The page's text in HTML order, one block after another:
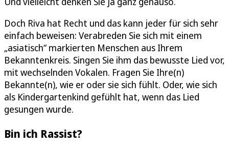
Doch Riva hat Recht und das kann jeder für sich sehr
einfach beweisen: Verabreden Sie sich mit einem
„asiatisch“ markierten Menschen aus Ihrem
Bekanntenkreis. Singen Sie ihm das bewusste Lied vor,
mit wechselnden Vokalen. Fragen Sie Ihre(n)
Bekannte(n), wie er oder sie sich fühlt. Oder, wie sich
als Kindergartenkind gefühlt hat, wenn das Lied
gesungen wurde.
Bin ich Rassist?